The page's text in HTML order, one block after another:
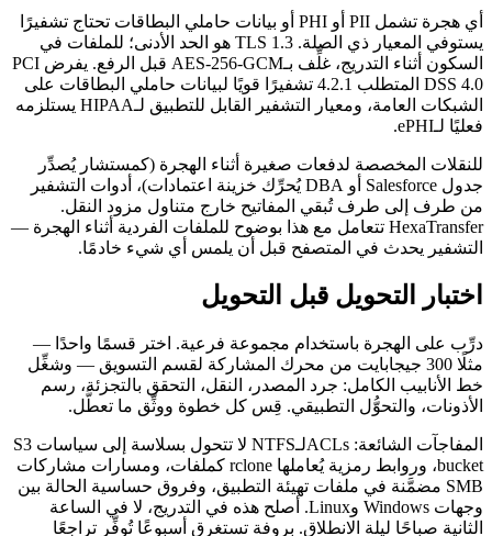
أي هجرة تشمل PII أو PHI أو بيانات حاملي البطاقات تحتاج تشفيرًا
يستوفي المعيار ذي الصلة. TLS 1.3 هو الحد الأدنى؛ للملفات في
السكون أثناء التدريج، غلِّف بـAES-256-GCM قبل الرفع. يفرض PCI
DSS 4.0 المتطلب 4.2.1 تشفيرًا قويًا لبيانات حاملي البطاقات على
الشبكات العامة، ومعيار التشفير القابل للتطبيق لـHIPAA يستلزمه
فعليًا لـePHI.
للنقلات المخصصة لدفعات صغيرة أثناء الهجرة (كمستشار يُصدِّر
جدول Salesforce أو DBA يُحرِّك خزينة اعتمادات)، أدوات التشفير
من طرف إلى طرف تُبقي المفاتيح خارج متناول مزود النقل.
HexaTransfer تتعامل مع هذا بوضوح للملفات الفردية أثناء الهجرة —
التشفير يحدث في المتصفح قبل أن يلمس أي شيء خادمًا.
اختبار التحويل قبل التحويل
درِّب على الهجرة باستخدام مجموعة فرعية. اختر قسمًا واحدًا —
مثلًا 300 جيجابايت من محرك المشاركة لقسم التسويق — وشغِّل
خط الأنابيب الكامل: جرد المصدر، النقل، التحقق بالتجزئة، رسم
الأذونات، والتحوُّل التطبيقي. قِس كل خطوة ووثِّق ما تعطَّل.
المفاجآت الشائعة: ACLsلـNTFS لا تتحول بسلاسة إلى سياسات S3
bucket، وروابط رمزية يُعاملها rclone كملفات، ومسارات مشاركات
SMB مضمَّنة في ملفات تهيئة التطبيق، وفروق حساسية الحالة بين
وجهات Windows وLinux. أصلح هذه في التدريج، لا في الساعة
الثانية صباحًا ليلة الانطلاق. بروفة تستغرق أسبوعًا تُوفِّر تراجعًا